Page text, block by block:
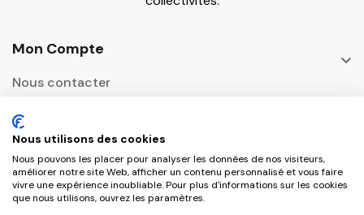
Mon Compte

Nous contacter
Informations
Adresse Postale
Nous utilisons des cookies
Nous pouvons les placer pour analyser les données de nos visiteurs,
améliorer notre site Web, afficher un contenu personnalisé et vous faire
vivre une expérience inoubliable. Pour plus d'informations sur les cookies
que nous utilisons, ouvrez les paramètres.